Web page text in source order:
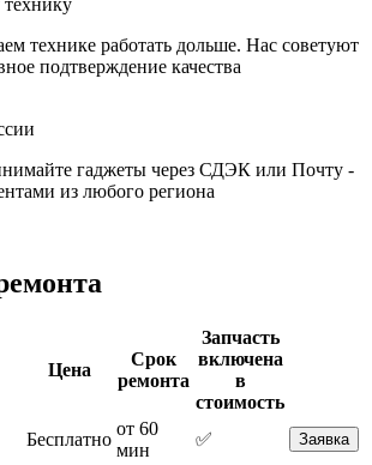
технике работать дольше. Нас советуют
подтверждение качества
гаджеты через СДЭК или Почту -
из любого региона
Цена
Срок
ремонта
Запчасть
включена
в
стоимость
Бесплатно
от 60
мин
✅ Заявка